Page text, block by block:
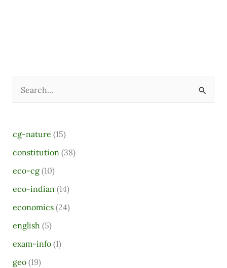
c
h
f
o
r
cg-nature (15)
constitution(38)
eco-cg(10)
eco-indian(14)
economics(24)
english (5)
exam-info(1)
geo(19)